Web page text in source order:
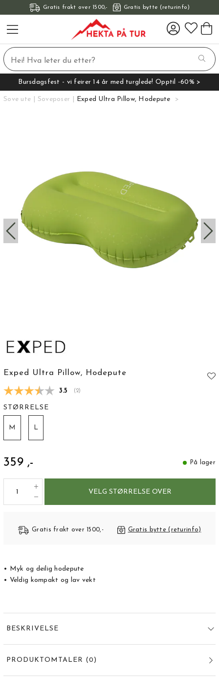
Gratis frakt over 1500,- Gratis bytte (returinfo)
Bursdagsfest - vi feirer 14 år med turglede! Opptil -60% >
Sove ute Soveposer Exped Ultra Pillow, Hodepute
Exped Ultra Pillow, Hodepute
Gjennomsnittskarakter:
3.5 (stemmer:
2)
STØRRELSE
M L
359 ,- På lager
VELG STØRRELSE OVER
Gratis frakt over 1500,- Gratis bytte (returinfo)
• Myk og deilig hodepute
• Veldig kompakt og lav vekt
BESKRIVELSE
PRODUKTOMTALER (0 )